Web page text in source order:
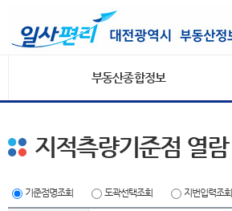
부동산종합정보
지적측량기준점 열람
기준점명조회 도곽선택조회 지번입력조회